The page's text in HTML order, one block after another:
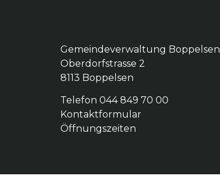
Gemeindeverwaltung Boppelsen
Oberdorfstrasse 2
8113 Boppelsen
Telefon 044 849 70 00
Kontaktformular
Öffnungszeiten